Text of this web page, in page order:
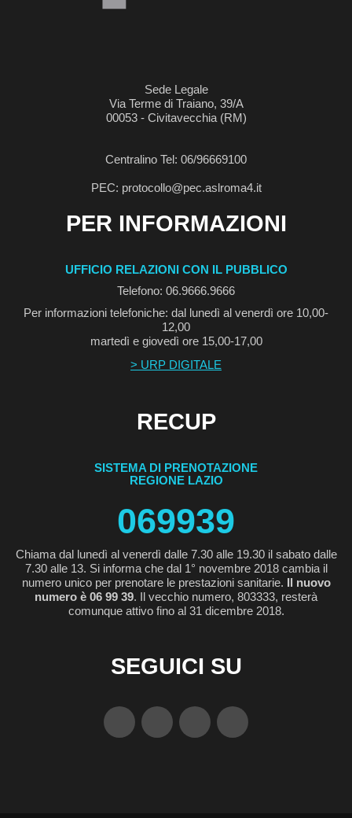
Sede Legale
Via Terme di Traiano, 39/A
00053 - Civitavecchia (RM)
Centralino Tel: 06/96669100
PEC: protocollo@pec.aslroma4.it
PER INFORMAZIONI
UFFICIO RELAZIONI CON IL PUBBLICO
Telefono: 06.9666.9666
Per informazioni telefoniche: dal lunedì al venerdì ore 10,00-
12,00
martedì e giovedì ore 15,00-17,00
> URP DIGITALE
RECUP
SISTEMA DI PRENOTAZIONE
REGIONE LAZIO
069939
Chiama dal lunedì al venerdì dalle 7.30 alle 19.30 il sabato dalle
7.30 alle 13. Si informa che dal 1° novembre 2018 cambia il
numero unico per prenotare le prestazioni sanitarie. Il nuovo
numero è 06 99 39. Il vecchio numero, 803333, resterà
comunque attivo fino al 31 dicembre 2018.
SEGUICI SU